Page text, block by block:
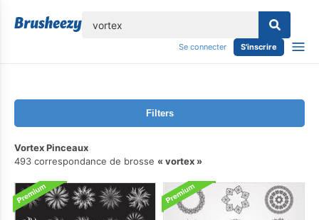
Se connecter S'inscrire
Filters
Vortex Pinceaux
493 correspondance de brosse
vortex